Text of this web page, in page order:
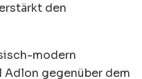
den
modern
Adlon gegenüber dem